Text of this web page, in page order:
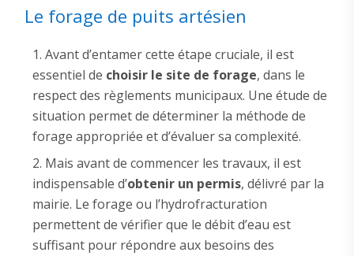
Le forage de puits artésien
Avant d’entamer cette étape cruciale, il est
essentiel de choisir le site de forage, dans le
respect des règlements municipaux. Une étude de
situation permet de déterminer la méthode de
forage appropriée et d’évaluer sa complexité.
Mais avant de commencer les travaux, il est
indispensable d’obtenir un permis, délivré par la
mairie. Le forage ou l’hydrofracturation
permettent de vérifier que le débit d’eau est
suffisant pour répondre aux besoins des